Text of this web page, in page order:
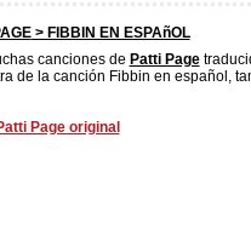
> FIBBIN EN ESPAñOL
canciones de Patti Page
de la canción Fibbin en español,
Page original